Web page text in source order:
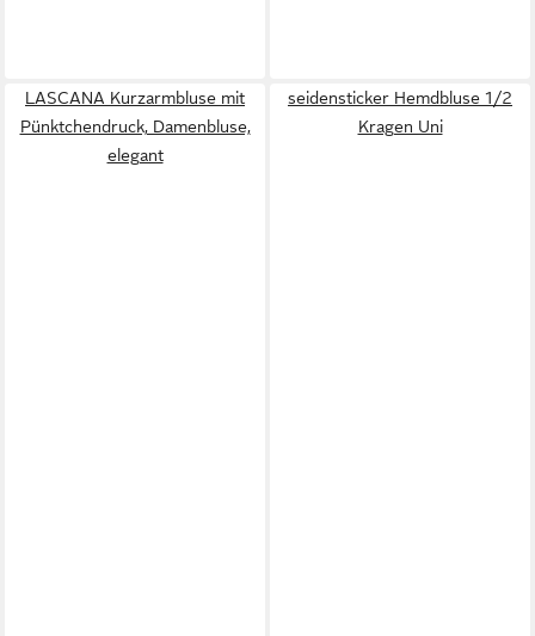
LASCANA Kurzarmbluse mit
Pünktchendruck, Damenbluse,
elegant
seidensticker Hemdbluse 1/2
Kragen Uni